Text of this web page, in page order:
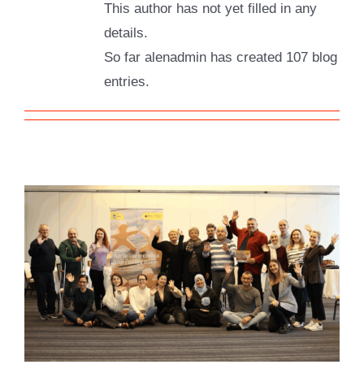
This author has not yet filled in any
details.
So far alenadmin has created 107 blog
entries.